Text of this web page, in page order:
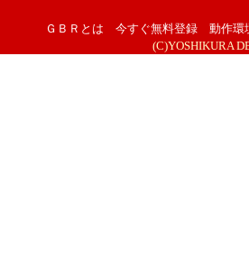
ＧＢＲとは 今すぐ無料登録
動作環
(C)YOSHIKURA